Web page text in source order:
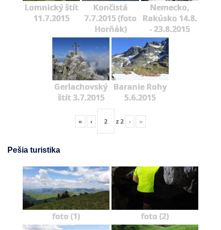
Lomnický štít
11.7.2015
Končistá
7.7.2015 (foto
Horňák)
Nemecko,
Rakúsko 14.8.
- 23.8.2015
Gerlachovský
štít 3.7.2015
Baranie Rohy
5.6.2015
« ‹ z2 › »
Pešia turistika
foto (1) foto (2)